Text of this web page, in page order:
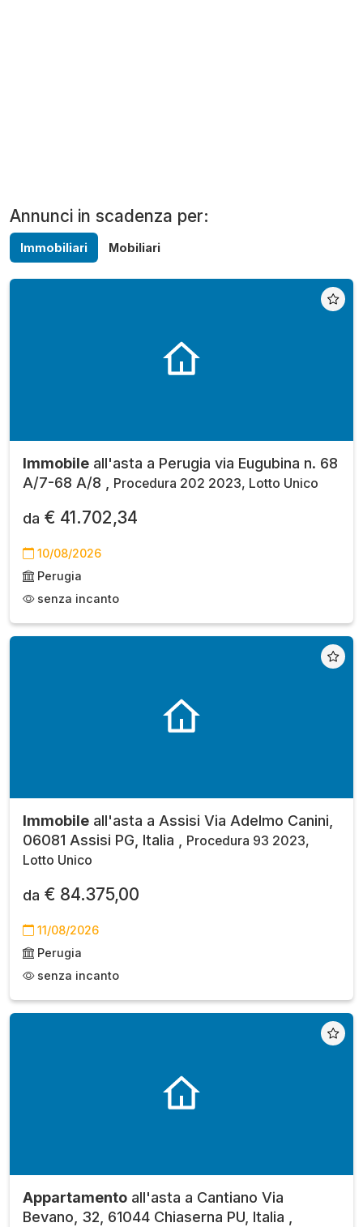
Annunci in scadenza per:
Immobiliari Mobiliari
Immobile all'asta a Perugia via Eugubina n. 68
A/7-68 A/8 , Procedura 202 2023, Lotto Unico
da € 41.702,34
10/08/2026
Perugia
senza incanto
Immobile all'asta a Assisi Via Adelmo Canini,
06081 Assisi PG, Italia , Procedura 93 2023,
Lotto Unico
da € 84.375,00
11/08/2026
Perugia
senza incanto
Appartamento all'asta a Cantiano Via
Bevano, 32, 61044 Chiaserna PU, Italia ,